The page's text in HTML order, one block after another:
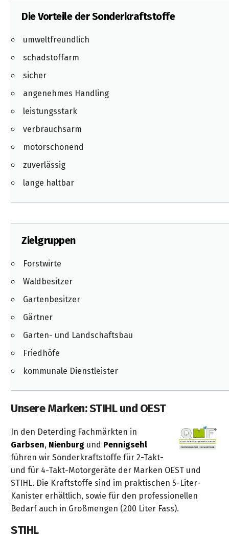
Ansprechpartner
Videos
&
Prospekte
Ansprechpartner
Kundenkarte
Club"
Grills
und
Grill-
Unsere
Ansprechpartner
Kataloge
&
Prospekte
Unsere
Marken
Kataloge
Prospekte
Verbrauchsmaterial
Werkstatteinrichtung
Arbeitsschutz
Unsere
Marken
Ansprechpartner
Kataloge
&
Videos
Zuschnitte
Die Vorteile der Sonderkraftstoffe
umweltfreundlich
schadstoffarm
sicher
angenehmes Handling
leistungsstark
verbrauchsarm
motorschonend
zuverlässig
lange haltbar
Zielgruppen
Forstwirte
Waldbesitzer
Gartenbesitzer
Gärtner
Garten- und Landschaftsbau
Friedhöfe
kommunale Dienstleister
Unsere Marken: STIHL und OEST
In den Deterding Fachmärkten in
Garbsen, Nienburg und Pennigsehl
führen wir Sonderkraftstoffe für 2-Takt-
und für 4-Takt-Motorgeräte der Marken OEST und
STIHL. Die Kraftstoffe sind im praktischen 5-Liter-
Kanister erhältlich, sowie für den professionellen
Bedarf auch in Großmengen (200 Liter Fass).
STIHL